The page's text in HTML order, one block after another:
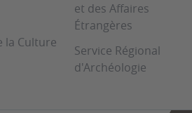
la Culture
et des Affaires
Étrangères
Service Régional
d'Archéologie